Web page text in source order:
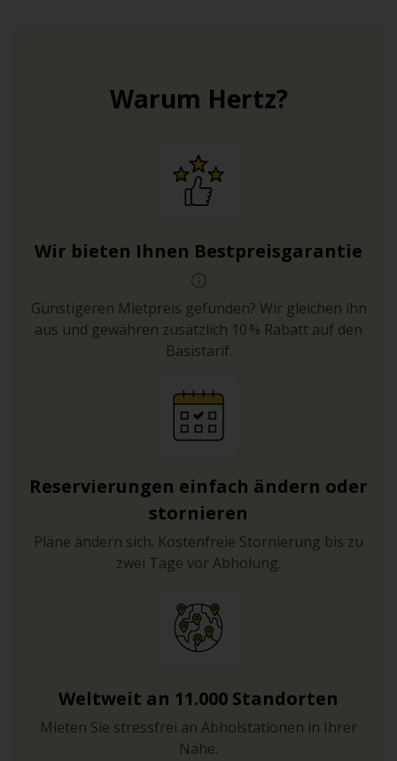
der Altstadt und rund um den Hafenbereich – etwa 7.300
Stellplätze zur Verfügung.Warum Hertz?
Wir bieten Ihnen Bestpreisgarantie
Günstigeren Mietpreis gefunden? Wir gleichen ihn
aus und gewähren zusätzlich 10 % Rabatt auf den
Basistarif.
Reservierungen einfach ändern oder
stornieren
Pläne ändern sich. Kostenfreie Stornierung bis zu
zwei Tage vor Abholung.
Weltweit an 11.000 Standorten
Mieten Sie stressfrei an Abholstationen in Ihrer
Nähe.